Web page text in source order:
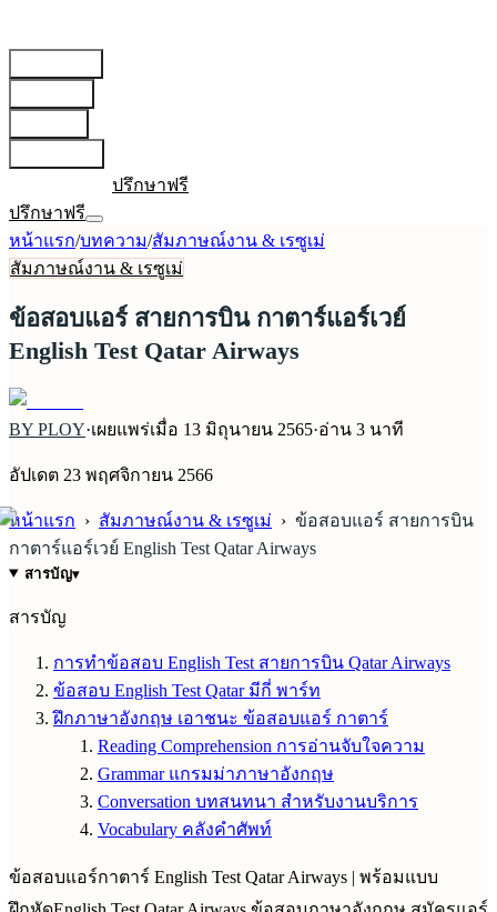
ปรึกษาฟรี
ปรึกษาฟรี
หน้าแรก/บทความ/สัมภาษณ์งาน & เรซูเม่
สัมภาษณ์งาน & เรซูเม่
ข้อสอบแอร์ สายการบิน กาตาร์แอร์เวย์
English Test Qatar Airways
BY PLOY·เผยแพร่เมื่อ 13 มิถุนายน 2565·อ่าน 3 นาที
อัปเดต 23 พฤศจิกายน 2566
หน้าแรก › สัมภาษณ์งาน & เรซูเม่ › ข้อสอบแอร์ สายการบิน
กาตาร์แอร์เวย์ English Test Qatar Airways
สารบัญ▾
สารบัญ
การทำข้อสอบ English Test สายการบิน Qatar Airways
ข้อสอบ English Test Qatar มีกี่ พาร์ท
ฝึกภาษาอังกฤษ เอาชนะ ข้อสอบแอร์ กาตาร์
Reading Comprehension การอ่านจับใจความ
Grammar แกรมม่าภาษาอังกฤษ
Conversation บทสนทนา สำหรับงานบริการ
Vocabulary คลังคำศัพท์
ข้อสอบแอร์กาตาร์ English Test Qatar Airways | พร้อมแบบ